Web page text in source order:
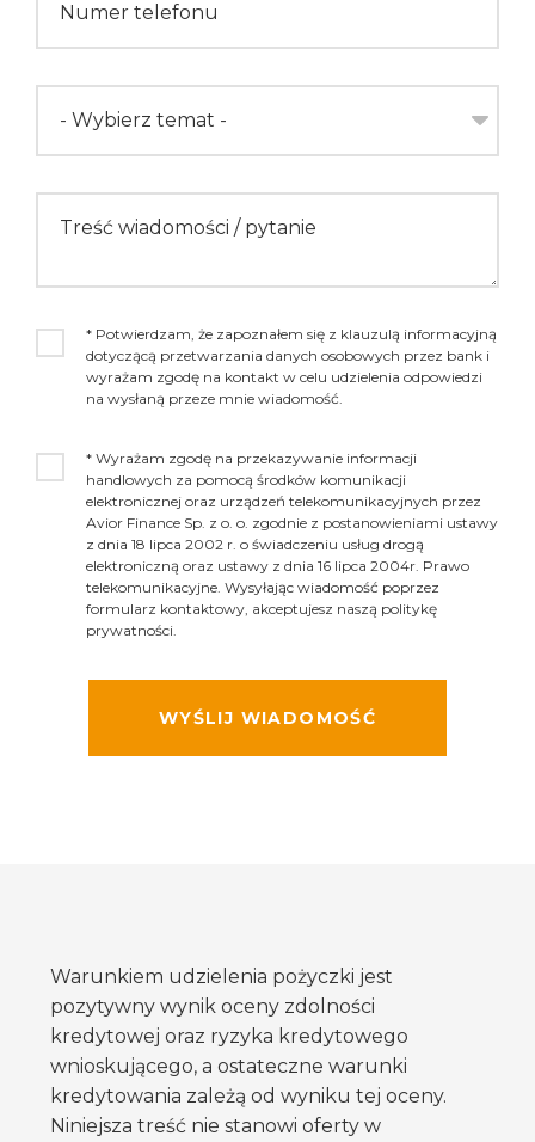
Numer telefonu
- Wybierz temat -
Treść wiadomości / pytanie
* Potwierdzam, że zapoznałem się z klauzulą informacyjną
dotyczącą przetwarzania danych osobowych przez bank i
wyrażam zgodę na kontakt w celu udzielenia odpowiedzi
na wysłaną przeze mnie wiadomość.
* Wyrażam zgodę na przekazywanie informacji
handlowych za pomocą środków komunikacji
elektronicznej oraz urządzeń telekomunikacyjnych przez
Avior Finance Sp. z o. o. zgodnie z postanowieniami ustawy
z dnia 18 lipca 2002 r. o świadczeniu usług drogą
elektroniczną oraz ustawy z dnia 16 lipca 2004r. Prawo
telekomunikacyjne. Wysyłając wiadomość poprzez
formularz kontaktowy, akceptujesz naszą politykę
prywatności.
Warunkiem udzielenia pożyczki jest
pozytywny wynik oceny zdolności
kredytowej oraz ryzyka kredytowego
wnioskującego, a ostateczne warunki
kredytowania zależą od wyniku tej oceny.
Niniejsza treść nie stanowi oferty w